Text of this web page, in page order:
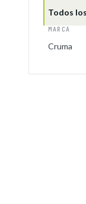
Todos
MARCA
Cruma